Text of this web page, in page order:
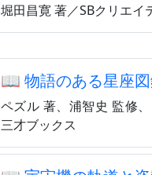
堀田昌寛 著／SBクリエイ
📖 物語のある星座
ペズル 著、浦智史 監修
三才ブックス